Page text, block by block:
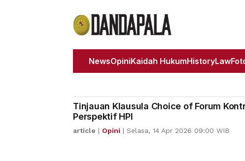
NewsOpiniKaidah HukumHistoryLaw
Tinjauan Klausula Choice of Forum
Perspektif HPI
article | Opini | Selasa, 14 Apr 2026 09:00 WIB